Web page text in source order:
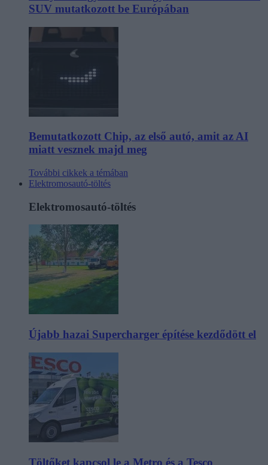
SUV mutatkozott be Európában
Bemutatkozott Chip, az első autó, amit az AI
miatt vesznek majd meg
További cikkek a témában
Elektromosautó-töltés
Elektromosautó-töltés
Újabb hazai Supercharger építése kezdődött el
Töltőket kapcsol le a Metro és a Tesco